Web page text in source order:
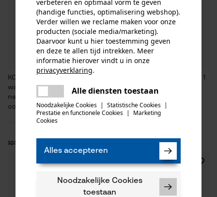
KOX
waarschuwings-/camouflage
net bos 4 x 1 m met edelstalen
oogjes
101,58 €
KOX camouflagenet maïs 4 x 1
m zonder ringen
66,13 €*
SALE
verbeteren en optimaal vorm te geven
(handige functies, optimalisering webshop).
Verder willen we reclame maken voor onze
producten (sociale media/marketing).
Daarvoor kunt u hier toestemming geven
en deze te allen tijd intrekken. Meer
informatie hierover vindt u in onze
privacyverklaring.
Alle diensten toestaan
Noodzakelijke Cookies | Statistische Cookies |
Prestatie en functionele Cookies |
Marketing
Cookies
Alles accepteren
Noodzakelijke Cookies
toestaan
Er is een fout opgetreden. Gelieve
het opnieuw te proberen.
delen
mail